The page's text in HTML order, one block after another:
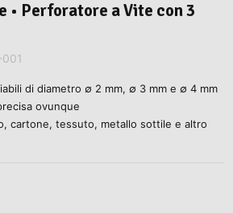
• Perforatore a Vite con 3
di diametro ∅ 2 mm, ∅ 3 mm e ∅ 4 mm
ovunque
cartone, tessuto, metallo sottile e altro